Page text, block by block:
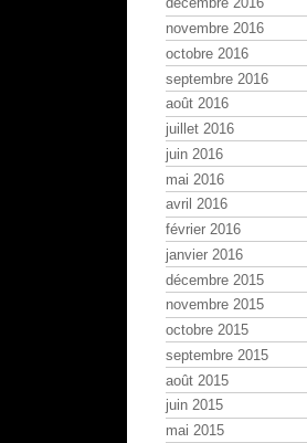
novembre 2016
octobre 2016
septembre 2016
août 2016
juillet 2016
juin 2016
mai 2016
avril 2016
février 2016
janvier 2016
décembre 2015
novembre 2015
octobre 2015
septembre 2015
août 2015
juin 2015
mai 2015